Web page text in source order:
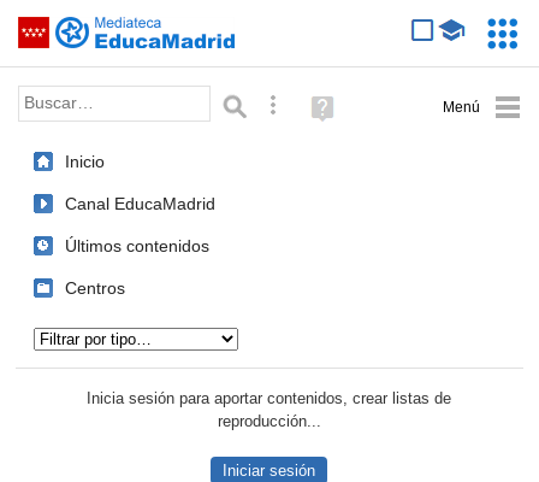
Saltar navegación
Palabra o frase: Búsqueda avanzada
Ayuda
(en
Inicio
Canal EducaMadrid
Últimos contenidos
Centros
Inicia sesión para aportar contenidos, crear listas de
reproducción...
Iniciar sesión